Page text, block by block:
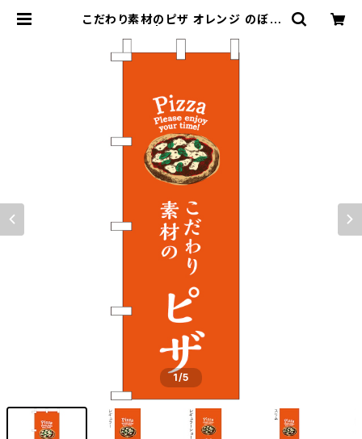
こだわり素材のピザ オレンジ のぼり
1/5